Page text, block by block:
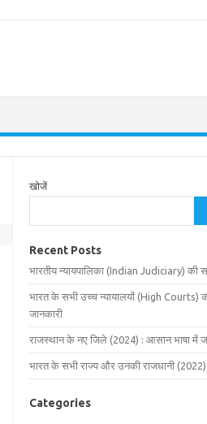
खोजें
Recent Posts
भारतीय न्यायपालिका (Indian Judiciary) की
भारत के सभी उच्च न्यायालयों (High Courts)
जानकारी
राजस्थान के नए जिले (2024) : आसान भाषा में
भारत के सभी राज्य और उनकी राजधानी (2022)
Categories